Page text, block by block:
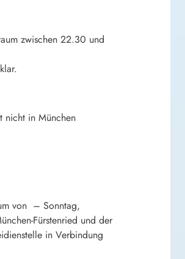
zwischen 22.30 und
nicht in München
von – Sonntag,
Fürstenried und der
in Verbindung